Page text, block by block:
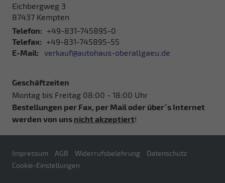
Eichbergweg 3
87437 Kempten
Telefon: +49-831-745895-0
Telefax: +49-831-745895-55
E-Mail:
verkauf@autohaus-oberallgaeu.de
Geschäftzeiten
Montag bis Freitag 08:00 - 18:00 Uhr
Bestellungen per Fax, per Mail oder über´s Internet
werden von uns nicht akzeptiert!
Impressum AGB Widerrufsbelehrung
Datenschutz
Cookie-Einstellungen